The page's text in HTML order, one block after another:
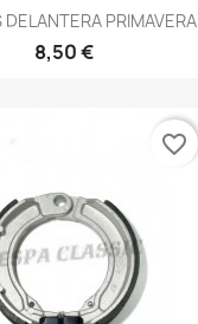
Vista rápida
DELANTERA PRIMAVERA
8,50 €
favorite_border